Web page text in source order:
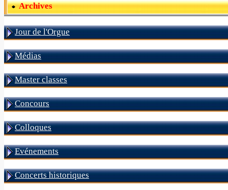
Archives
Jour de l'Orgue
Médias
Master classes
Concours
Colloques
Evénements
Concerts historiques